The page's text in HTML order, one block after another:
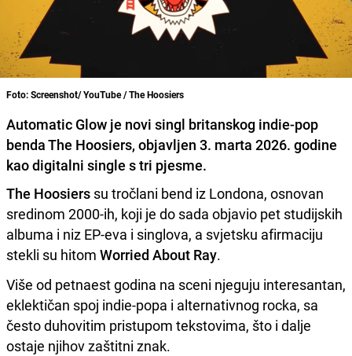
Foto: Screenshot/ YouTube / The Hoosiers
Automatic Glow je novi singl britanskog indie‑pop
bendaThe Hoosiers, objavljen 3. marta 2026. godine
kao digitalni single s tri pjesme.
The Hoosiers su tročlani bend iz Londona, osnovan
sredinom 2000‑ih, koji je do sada objavio pet studijskih
albuma i niz EP‑eva i singlova, a svjetsku afirmaciju
stekli su hitom Worried About Ray.
Više od petnaest godina na sceni njeguju interesantan,
eklektičan spoj indie‑popa i alternativnog rocka, sa
često duhovitim pristupom tekstovima, što i dalje
ostaje njihov zaštitni znak.